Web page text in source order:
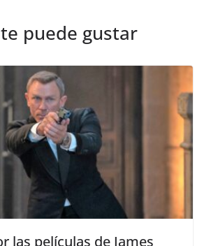
puede gustar
las películas de James